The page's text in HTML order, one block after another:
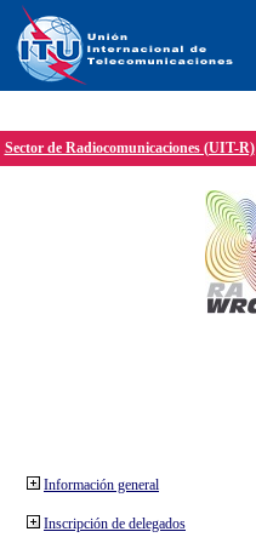
Sector de Radiocomunicaciones (UIT-R)
Información general
Inscripción de delegados